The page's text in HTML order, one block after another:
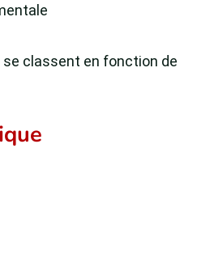
classent en fonction de